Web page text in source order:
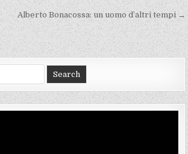
Alberto Bonacossa: un uomo d’altri tempi →